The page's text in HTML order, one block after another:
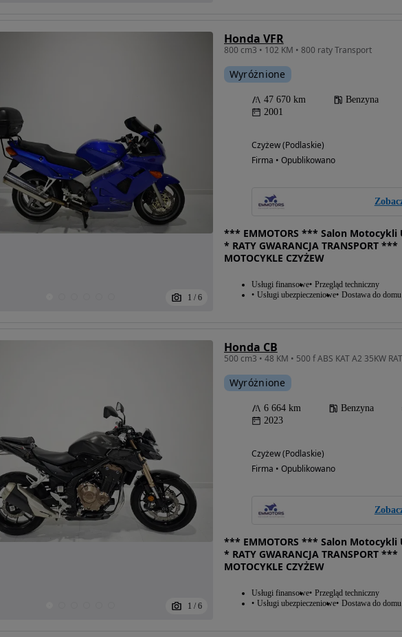
1 / 6
Honda VFR
800 cm3 • 102 KM • 800 raty Transport
Wyróżnione
47 670 km Benzyna
2001
Czyżew (Podlaskie)
Firma • Opublikowano
*** EMMOTORS *** Salon Motocykli
* RATY GWARANCJA TRANSPORT ***
MOTOCYKLE CZYŻEW
Usługi finansowe Przegląd techniczny
Usługi ubezpieczeniowe Dostawa do domu
1 / 6
Honda CB
Wyróżnione
6 664 km Benzyna
2023
Czyżew (Podlaskie)
Firma • Opublikowano
*** EMMOTORS *** Salon Motocykli
* RATY GWARANCJA TRANSPORT ***
MOTOCYKLE CZYŻEW
Usługi finansowe Przegląd techniczny
Usługi ubezpieczeniowe Dostawa do domu